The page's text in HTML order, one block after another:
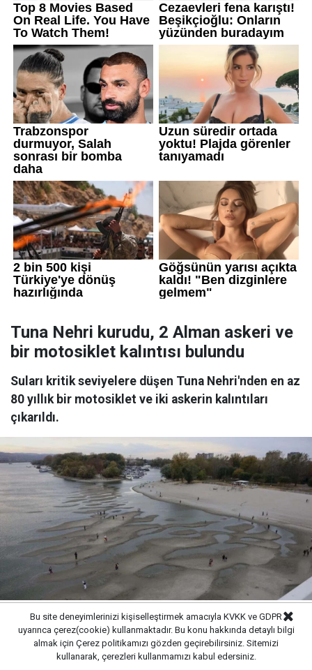
Tuna Nehri kurudu, 2 Alman askeri ve
bir motosiklet kalıntısı bulundu
Suları kritik seviyelere düşen Tuna Nehri'nden en az
80 yıllık bir motosiklet ve iki askerin kalıntıları
çıkarıldı.
Yayınlanma: 07/08/2026 18:05
Bu site deneyimlerinizi kişiselleştirmek amacıyla KVKK ve GDPR
uyarınca çerez(cookie) kullanmaktadır. Bu konu hakkında detaylı bilgi
almak için Çerez politikamızı gözden geçirebilirsiniz. Sitemizi
kullanarak, çerezleri kullanmamızı kabul edersiniz.